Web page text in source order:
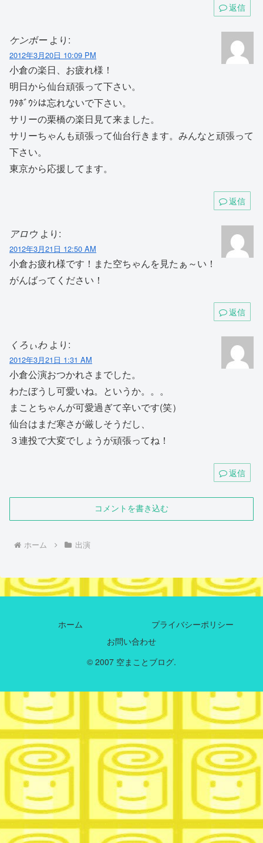
返信
ケンボー より:
2012年3月20日 10:09 PM
小倉の楽日、お疲れ様！
明日から仙台頑張って下さい。
ﾜﾀﾎﾞｳｼは忘れないで下さい。
サリーの栗橋の楽日見て来ました。
サリーちゃんも頑張って仙台行きます。みんなと頑張って
下さい。
東京から応援してます。
返信
アロウ より:
2012年3月21日 12:50 AM
小倉お疲れ様です！また空ちゃんを見たぁ～い！
がんばってください！
返信
くろぃわ より:
2012年3月21日 1:31 AM
小倉公演おつかれさまでした。
わたぼうし可愛いね。というか。。。
まことちゃんが可愛過ぎて辛いです(笑）
仙台はまだ寒さが厳しそうだし、
３連投で大変でしょうが頑張ってね！
返信
コメントを書き込む
ホーム 出演
ホーム
プライバシーポリシー
お問い合わせ
© 2007 空まことブログ.